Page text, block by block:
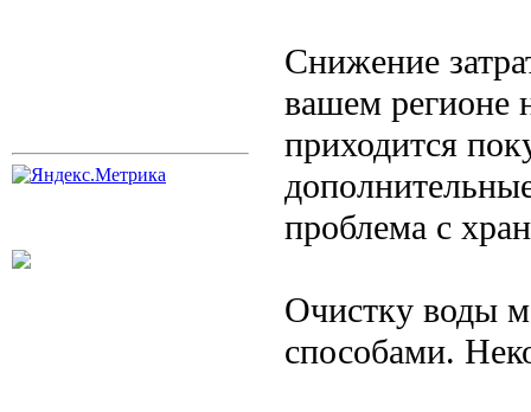
Снижение
вашем регионе
приходится
проблема с
Очистку воды
способами.